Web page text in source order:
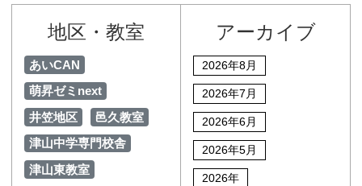
地区・教室
あいCAN
萌昇ゼミnext
井笠地区
邑久教室
津山中学専門校舎
津山東教室
アーカイブ
2026年8月
2026年7月
2026年6月
2026年5月
2026年